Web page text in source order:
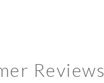
Reviews